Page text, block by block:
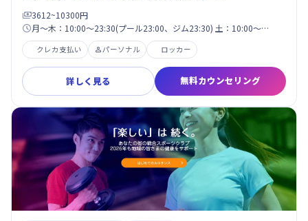
3612~10300円
月～木：10:00～23:30(プール23:00、ジム23:30) 土：10:00～…
クレカ支払い パーソナル ロッカー
詳しく見る 無料カウンセリング